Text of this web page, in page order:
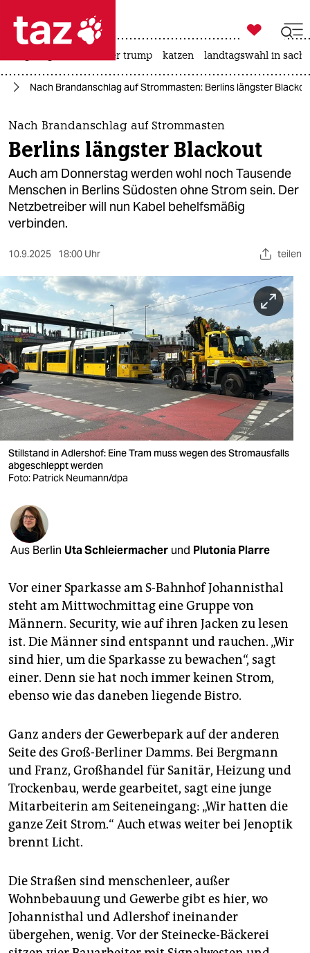
 taz zahl ich
taz zahl ich
themen
politik
öko
gesellschaft
kultur
sport
berlin
nord
wahrheit
verlag
verlag
veranstaltungen
shop
fragen & hilfe
unterstützen
genossenschaft
epaper login

taz zahl ich
usa unter trump katzen landtagswahl in
Nach Brandanschlag auf Strommasten: Berlins längster
Nach Brandanschlag auf Strommasten
Berlins längster Blackout
Auch am Donnerstag werden wohl noch Tausende
Menschen in Berlins Südosten ohne Strom sein. Der
Netzbetreiber will nun Kabel behelfsmäßig
verbinden.
10.9.2025 18:00 Uhr teilen
Stillstand in Adlershof: Eine Tram muss wegen des Stromausfalls
abgeschleppt werden
Foto: Patrick Neumann/dpa
Aus Berlin Uta Schleiermacher und Plutonia Plarre
Vor einer Sparkasse am S-Bahnhof Johannisthal
steht am Mittwochmittag eine Gruppe von
Männern. Security, wie auf ihren Jacken zu lesen
ist. Die Männer sind entspannt und rauchen. „Wir
sind hier, um die Sparkasse zu bewachen“, sagt
einer. Denn sie hat noch immer keinen Strom,
ebenso wie das daneben liegende Bistro.
Ganz anders der Gewerbepark auf der anderen
Seite des Groß-Berliner Damms. Bei Bergmann
und Franz, Großhandel für Sanitär, Heizung und
Trockenbau, werde gearbeitet, sagt eine junge
Mitarbeiterin am Seiteneingang: „Wir hatten die
ganze Zeit Strom.“ Auch etwas weiter bei Jenoptik
brennt Licht.
Die Straßen sind menschenleer, außer
Wohnbebauung und Gewerbe gibt es hier, wo
Johannisthal und Adlershof ineinander
übergehen, wenig. Vor der Steinecke-Bäckerei